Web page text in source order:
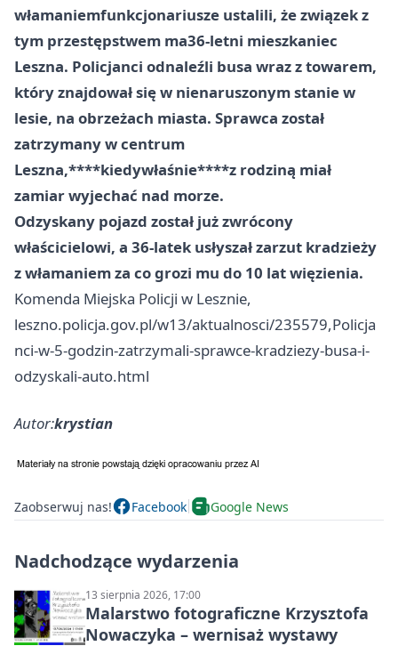
włamaniemfunkcjonariusze ustalili, że związek z
tym przestępstwem ma36-letni mieszkaniec
Leszna. Policjanci odnaleźli busa wraz z towarem,
który znajdował się w nienaruszonym stanie w
lesie, na obrzeżach miasta. Sprawca został
zatrzymany w centrum
Leszna,****kiedywłaśnie****z rodziną miał
zamiar wyjechać nad morze.
Odzyskany pojazd został już zwrócony
właścicielowi, a 36-latek usłyszał zarzut kradzieży
z włamaniem za co grozi mu do 10 lat więzienia.
Komenda Miejska Policji w Lesznie,
leszno.policja.gov.pl/w13/aktualnosci/235579,Policja
nci-w-5-godzin-zatrzymali-sprawce-kradziezy-busa-i-
odzyskali-auto.html
Autor:krystian
Zaobserwuj nas! Facebook Google News
Nadchodzące wydarzenia
13 sierpnia 2026, 17:00
Malarstwo fotograficzne Krzysztofa
Nowaczyka – wernisaż wystawy